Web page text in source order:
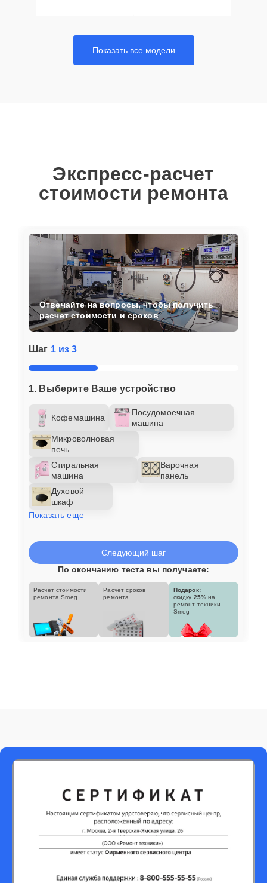
Показать все модели
Экспресс-расчет
стоимости ремонта
Шаг 1 из 3
1. Выберите Ваше устройство
Кофемашина
Посудомоечная
машина
Микроволновая
печь
Стиральная
машина
Варочная
панель
Духовой
шкаф
Показать еще
Отвечайте на вопросы, чтобы получить
расчет стоимости и сроков
Следующий шаг
По окончанию теста вы получаете:
Расчет стоимости
ремонта Smeg
Расчет сроков
ремонта
Подарок:
скидку 25% на
ремонт техники
Smeg